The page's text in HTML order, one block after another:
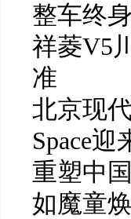
整车终
祥菱V5
准
北京现
Space
重塑中
如魔童